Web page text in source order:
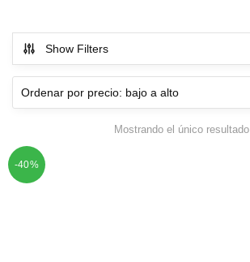
Show Filters
Mostrando el único resultado
-40%